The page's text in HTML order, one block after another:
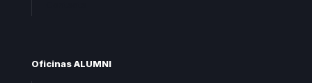
Oficinas ALUMNI